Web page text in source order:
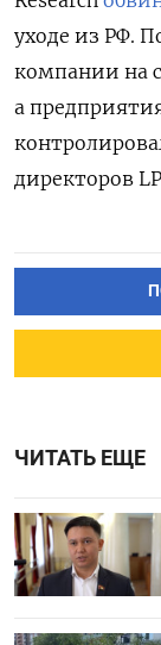
уходе из РФ.
компании на
а
директоров
ЧИТАТЬ ЕЩЕ